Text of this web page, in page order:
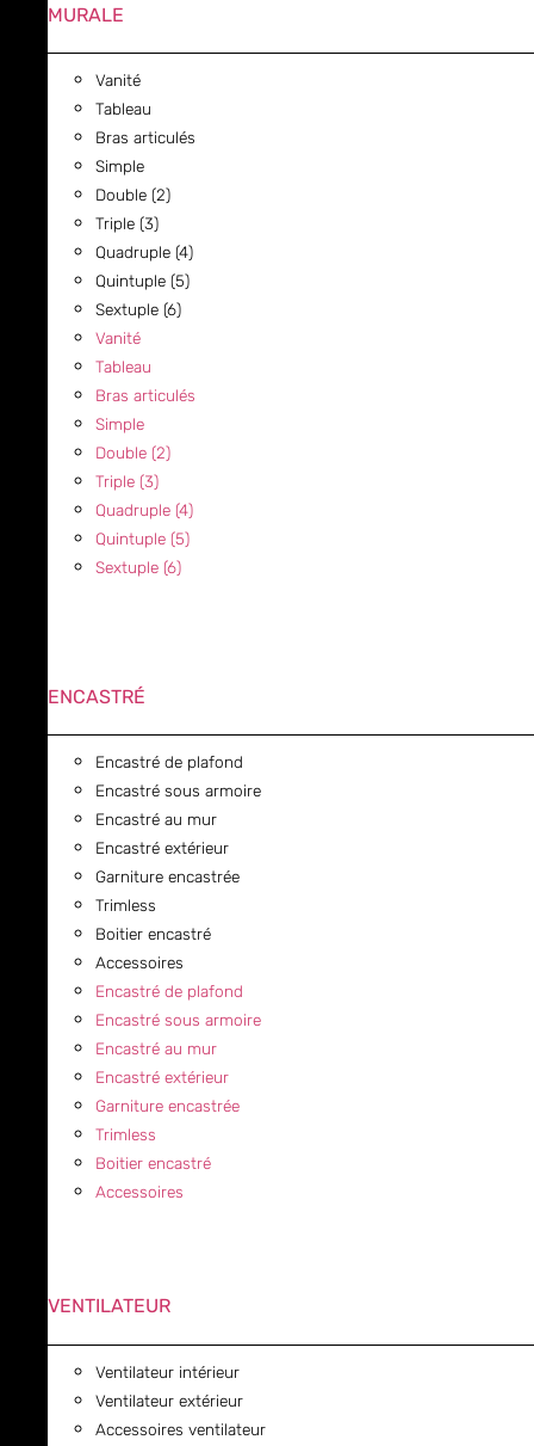
MURALE
Vanité
Tableau
Bras articulés
Simple
Double (2)
Triple (3)
Quadruple (4)
Quintuple (5)
Sextuple (6)
Vanité
Tableau
Bras articulés
Simple
Double (2)
Triple (3)
Quadruple (4)
Quintuple (5)
Sextuple (6)
ENCASTRÉ
Encastré de plafond
Encastré sous armoire
Encastré au mur
Encastré extérieur
Garniture encastrée
Trimless
Boitier encastré
Accessoires
Encastré de plafond
Encastré sous armoire
Encastré au mur
Encastré extérieur
Garniture encastrée
Trimless
Boitier encastré
Accessoires
VENTILATEUR
Ventilateur intérieur
Ventilateur extérieur
Accessoires ventilateur